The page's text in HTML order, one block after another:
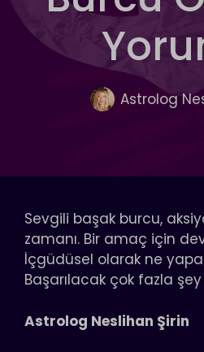
Astrolog
Sevgili başak burcu,
zamanı. Bir amaç için
İçgüdüsel olarak ne
Başarılacak çok fazla
Astrolog Neslihan Şirin